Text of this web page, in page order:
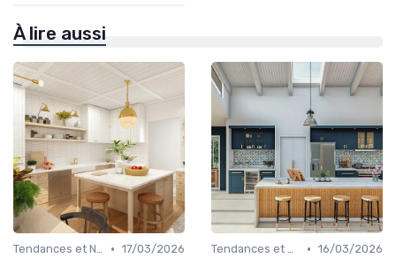
À lire aussi
Tendances et Nouveautés • 17/03/2026
Tendances et Nouveautés • 16/03/2026